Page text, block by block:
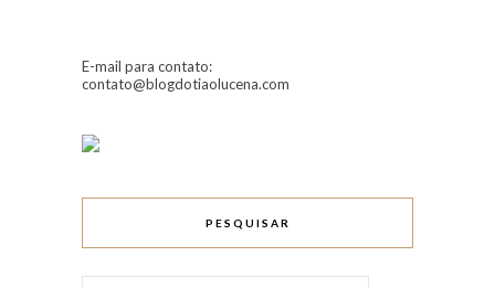
E-mail para contato:
contato@blogdotiaolucena.com
PESQUISAR